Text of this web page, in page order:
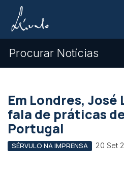
Procurar Notícias
Em Londres,
fala de práticas
Portugal
SÉRVULO NA IMPRENSA 20 Set